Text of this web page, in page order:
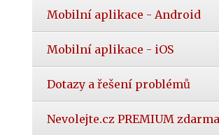
Mobilní aplikace - Android
Mobilní aplikace - iOS
Dotazy a řešení problémů
Nevolejte.cz PREMIUM zdarma